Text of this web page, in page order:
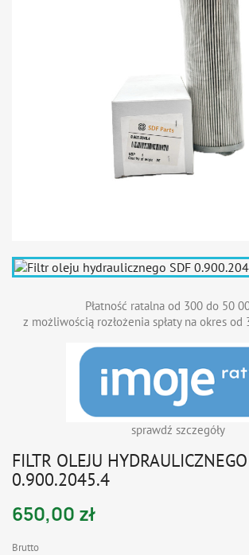
Płatność ratalna od 300 do 50
z możliwością rozłożenia spłaty na okres od
sprawdź szczegóły
FILTR OLEJU
0.900.2045.4
650,00 zł
Brutto